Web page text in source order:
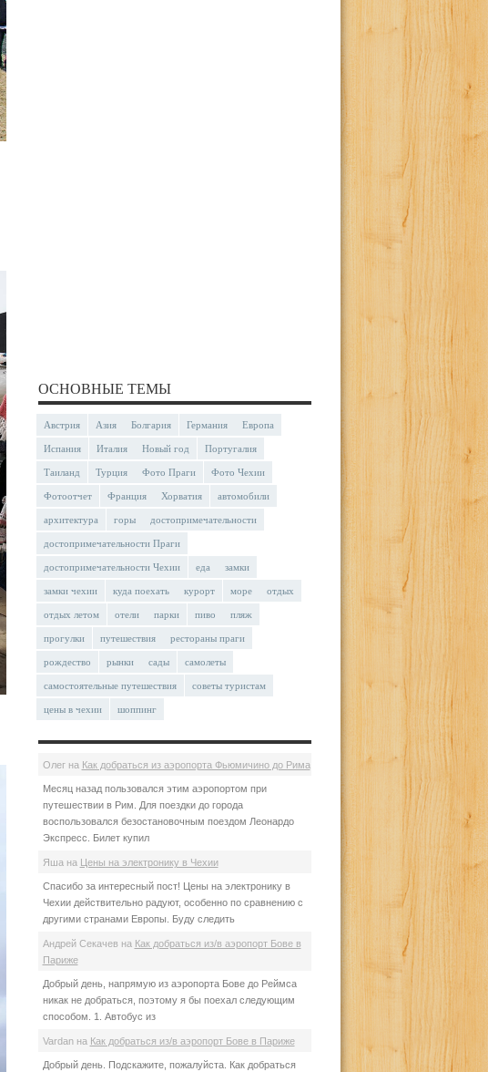
ОСНОВНЫЕ ТЕМЫ
Австрия Азия Болгария Германия Европа
Испания Италия Новый год Португалия
Таиланд Турция Фото Праги Фото Чехии
Фотоотчет Франция Хорватия автомобили
архитектура горы достопримечательности
достопримечательности Праги
достопримечательности Чехии еда замки
замки чехии куда поехать курорт море отдых
отдых летом отели парки пиво пляж
прогулки путешествия рестораны праги
рождество рынки сады самолеты
самостоятельные путешествия советы туристам
цены в чехии шоппинг
Олегна Как добраться из аэропорта Фьюмичино до Рима
Месяц назад пользовался этим аэропортом при
путешествии в Рим. Для поездки до города
воспользовался безостановочным поездом Леонардо
Экспресс. Билет купил
Яша на Цены на электронику в Чехии
Спасибо за интересный пост! Цены на электронику в
Чехии действительно радуют, особенно по сравнению с
другими странами Европы. Буду следить
Андрей Секачев на Как добраться из/в аэропорт Бове в
Париже
Добрый день, напрямую из аэропорта Бове до Реймса
никак не добраться, поэтому я бы поехал следующим
способом. 1. Автобус из
Vardanна Как добраться из/в аэропорт Бове в Париже
Добрый день. Подскажите, пожалуйста. Как добраться